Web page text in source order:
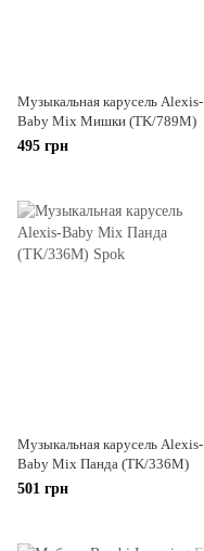
Музыкальная карусель Alexis-
Baby Mix Мишки (TK/789M)
495 грн
Музыкальная карусель Alexis-
Baby Mix Панда (TK/336M)
501 грн